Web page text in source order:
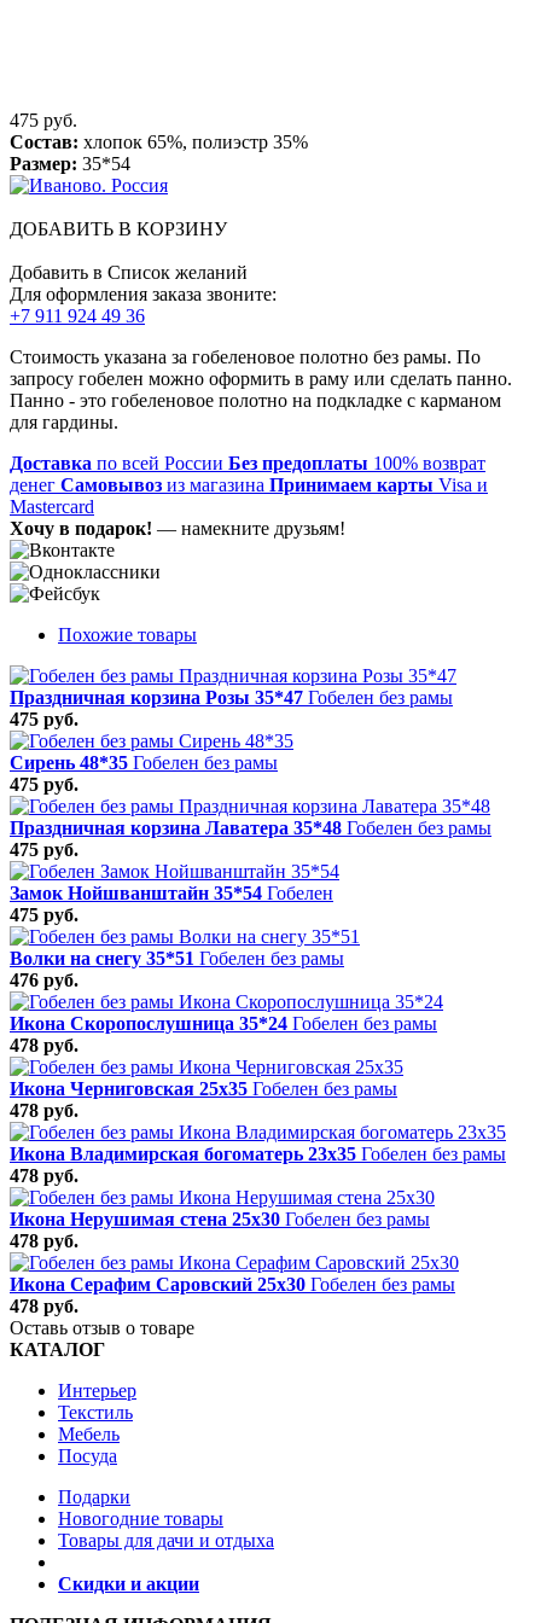
475 руб.
Состав: хлопок 65%, полиэстр 35%
Размер: 35*54
ДОБАВИТЬ В КОРЗИНУ
Добавить в Список желаний
Для оформления заказа звоните:
+7 911 924 49 36
Стоимость указана за гобеленовое полотно без рамы. По
запросу гобелен можно оформить в раму или сделать панно.
Панно - это гобеленовое полотно на подкладке с карманом
для гардины.
Доставка по всей России Без предоплаты 100% возврат
денег Самовывоз из магазина Принимаем карты Visa и
Mastercard
Хочу в подарок! — намекните друзьям!
Похожие товары
Праздничная корзина Розы 35*47 Гобелен без рамы
475 руб.
Сирень 48*35 Гобелен без рамы
475 руб.
Праздничная корзина Лаватера 35*48 Гобелен без рамы
475 руб.
Замок Нойшванштайн 35*54 Гобелен
475 руб.
Волки на снегу 35*51 Гобелен без рамы
476 руб.
Икона Скоропослушница 35*24 Гобелен без рамы
478 руб.
Икона Черниговская 25х35 Гобелен без рамы
478 руб.
Икона Владимирская богоматерь 23х35 Гобелен без рамы
478 руб.
Икона Нерушимая стена 25х30 Гобелен без рамы
478 руб.
Икона Серафим Саровский 25х30 Гобелен без рамы
478 руб.
Оставь отзыв о товаре
КАТАЛОГ
Интерьер
Текстиль
Мебель
Посуда
Подарки
Новогодние товары
Товары для дачи и отдыха
Скидки и акции